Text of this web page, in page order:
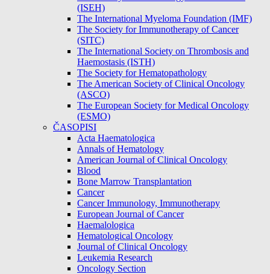
(ISEH)
The International Myeloma Foundation (IMF)
The Society for Immunotherapy of Cancer
(SITC)
The International Society on Thrombosis and
Haemostasis (ISTH)
The Society for Hematopathology
The American Society of Clinical Oncology
(ASCO)
The European Society for Medical Oncology
(ESMO)
ČASOPISI
Acta Haematologica
Annals of Hematology
American Journal of Clinical Oncology
Blood
Bone Marrow Transplantation
Cancer
Cancer Immunology, Immunotherapy
European Journal of Cancer
Haemalologica
Hematological Oncology
Journal of Clinical Oncology
Leukemia Research
Oncology Section